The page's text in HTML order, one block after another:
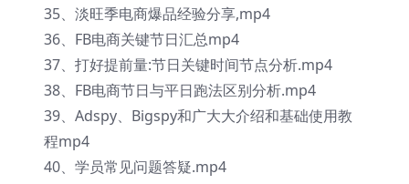
35、淡旺季电商爆品经验分享,mp4
36、FB电商关键节日汇总mp4
37、打好提前量:节日关键时间节点分析.mp4
38、FB电商节日与平日跑法区别分析.mp4
39、Adspy、Bigspy和广大大介绍和基础使用教
程mp4
40、学员常见问题答疑.mp4